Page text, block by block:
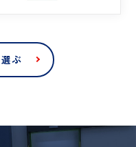
ぶ